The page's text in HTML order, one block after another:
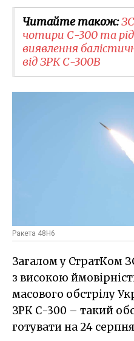
Читайте також:
чотири С-300 та
виявлення
від ЗРК С-300В
Ракета 48Н6
Загалом у СтратКом
з високою
масового обстрілу
ЗРК С-300 – такий
готувати на 24